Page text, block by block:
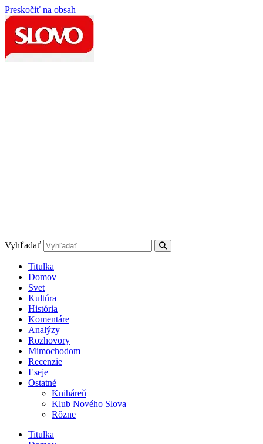
Preskočiť na obsah
Vyhľadať
Titulka
Domov
Svet
Kultúra
História
Komentáre
Analýzy
Rozhovory
Mimochodom
Recenzie
Eseje
Ostatné
Kniháreň
Klub Nového Slova
Rôzne
Titulka